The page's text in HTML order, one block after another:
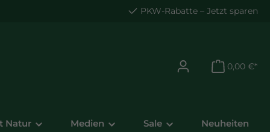
PKW-Rabatte – Jetzt sparen
0,00 €*
Natur Medien Sale Neuheiten